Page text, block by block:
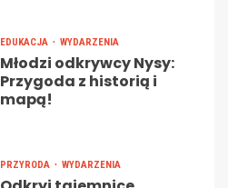
EDUKACJA WYDARZENIA
Młodzi odkrywcy Nysy:
Przygoda z historią i
mapą!
PRZYRODA WYDARZENIA